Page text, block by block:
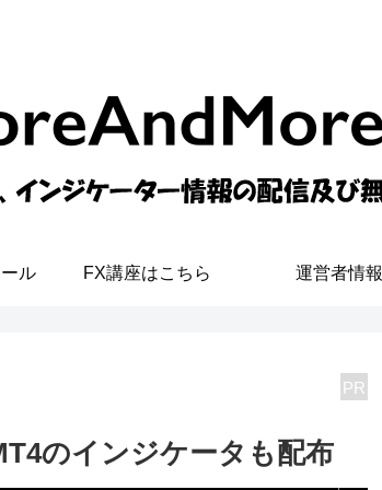
ル FX講座はこちら 運営者情報
PR
のインジケータも配布